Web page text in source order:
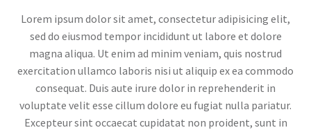
Lorem ipsum dolor sit amet, consectetur adipisicing elit,
sed do eiusmod tempor incididunt ut labore et dolore
magna aliqua. Ut enim ad minim veniam, quis nostrud
exercitation ullamco laboris nisi ut aliquip ex ea commodo
consequat. Duis aute irure dolor in reprehenderit in
voluptate velit esse cillum dolore eu fugiat nulla pariatur.
Excepteur sint occaecat cupidatat non proident, sunt in